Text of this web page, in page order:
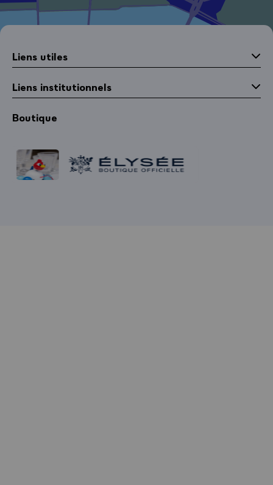
Liens utiles
Liens institutionnels
Boutique